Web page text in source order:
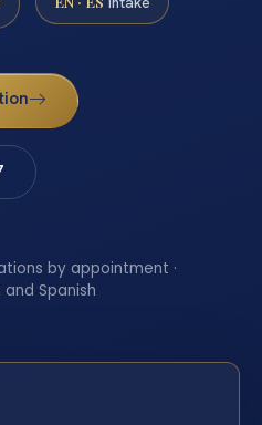
by appointment ·
Spanish